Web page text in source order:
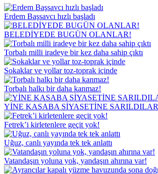
Erdem Başsavcı hızlı başladı
BELEDİYEDE BUGÜN OLANLAR!
Torbalı milli iradeye bir kez daha sahip çıktı
Sokaklar ve yollar toz-toprak içinde
Torbalı halkı bir daha kanmaz!
YİNE KASABA SİYASETİNE SARILDILAR
Fetrek’i kirletenlere geçit yok!
Uğuz, canlı yayında tek tek anlattı
Vatandaşın yoluna yok, yandaşın ahırına var!